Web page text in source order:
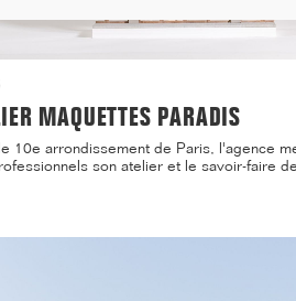
MAQUETTES PARADIS
10e arrondissement de Paris, l'agence
son atelier et le savoir-faire